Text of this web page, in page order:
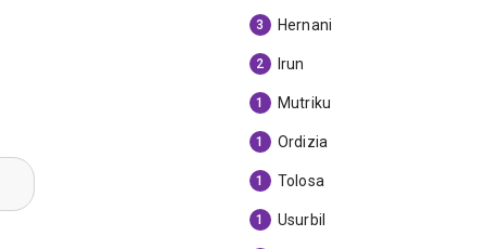
3 Hernani
2 Irun
1 Mutriku
1 Ordizia
1 Tolosa
1 Usurbil